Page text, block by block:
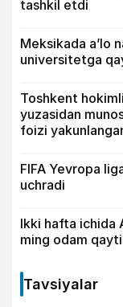
tashkil etdi
Meksikada a’lo
universitetga
Toshkent
yuzasidan
foizi
FIFA Yevropa
uchradi
Ikki hafta ichida
ming odam
Tavsiyalar